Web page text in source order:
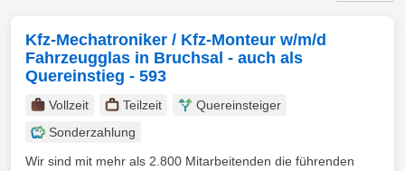
Kfz-Mechatroniker / Kfz-Monteur w/m/d
Fahrzeugglas in Bruchsal - auch als
Quereinstieg - 593
Vollzeit Teilzeit
Quereinsteiger
Sonderzahlung
Wir sind mit mehr als 2.800 Mitarbeitenden die führenden